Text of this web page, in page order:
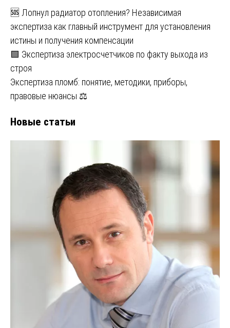
🆘 Лопнул радиатор отопления? Независимая
экспертиза как главный инструмент для установления
истины и получения компенсации
🟩 Экспертиза электросчетчиков по факту выхода из
строя
Экспертиза пломб: понятие, методики, приборы,
правовые нюансы ⚖️
Новые статьи